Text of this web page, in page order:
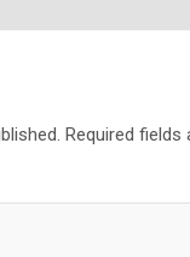
Required fields